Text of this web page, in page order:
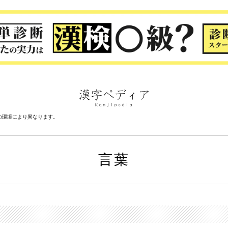
境により異なります。
言葉